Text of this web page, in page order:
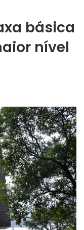
básica
nível